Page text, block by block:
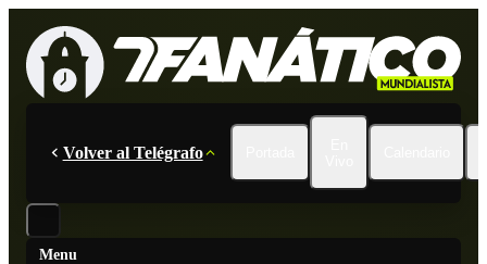
Volver al Telégrafo
Menu